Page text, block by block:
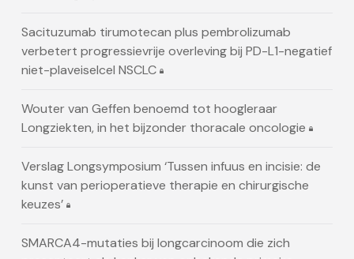
Sacituzumab tirumotecan plus pembrolizumab
verbetert progressievrije overleving bij PD-L1-negatief
niet-plaveiselcel NSCLC
Wouter van Geffen benoemd tot hoogleraar
Longziekten, in het bijzonder thoracale oncologie
Verslag Longsymposium ‘Tussen infuus en incisie: de
kunst van perioperatieve therapie en chirurgische
keuzes’
SMARCA4-mutaties bij longcarcinoom die zich